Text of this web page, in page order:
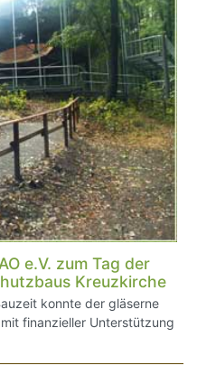
e.V. zum Tag der
Kreuzkirche
konnte der gläserne
finanzieller Unterstützung